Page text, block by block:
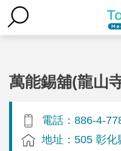
萬能錫舖(龍山
電話：886-4-
地址：505 彰化